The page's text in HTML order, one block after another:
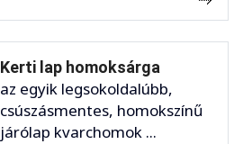
Kerti lap homoksárga
az egyik legsokoldalúbb,
csúszásmentes, homokszínű
járólap kvarchomok ...